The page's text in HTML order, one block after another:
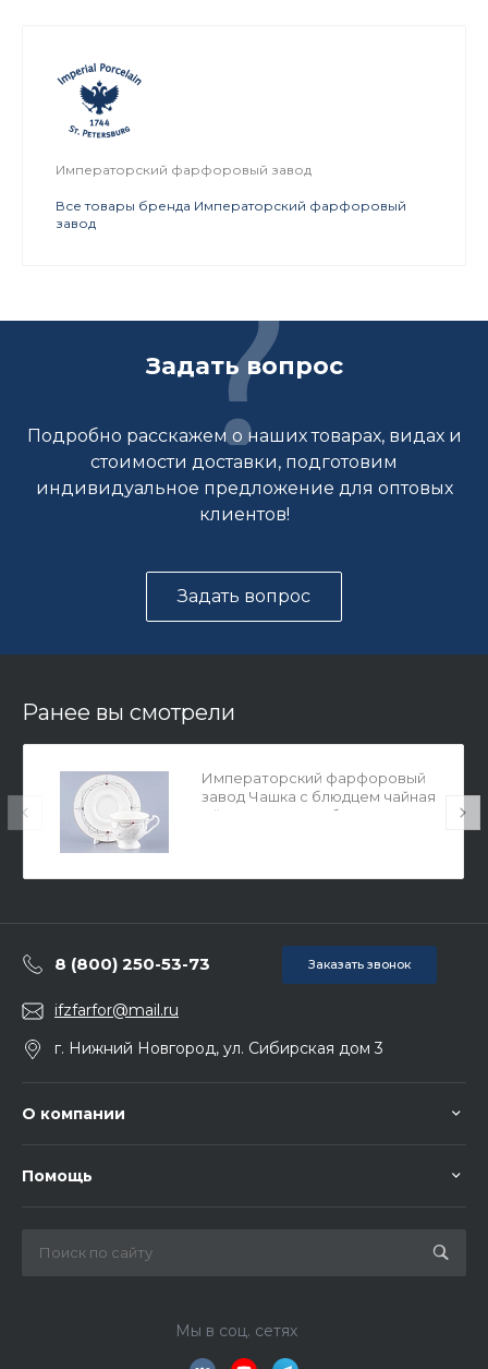
Императорский фарфоровый завод
Все товары бренда Императорский фарфоровый
завод
Задать вопрос
Подробно расскажем о наших товарах, видах и
стоимости доставки, подготовим
индивидуальное предложение для оптовых
клиентов!
Задать вопрос
Ранее вы смотрели
Императорский фарфоровый
завод Чашка с блюдцем чайная
Айседора Волшебное
8 (800) 250-53-73 Заказать звонок
ifzfarfor@mail.ru
г. Нижний Новгород, ул. Сибирская дом 3
О компании
Помощь
Мы в соц. сетях